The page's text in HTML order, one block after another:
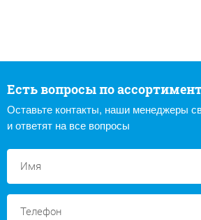
Есть вопросы по
Оставьте контакты, наши менеджеры
и ответят на все вопросы